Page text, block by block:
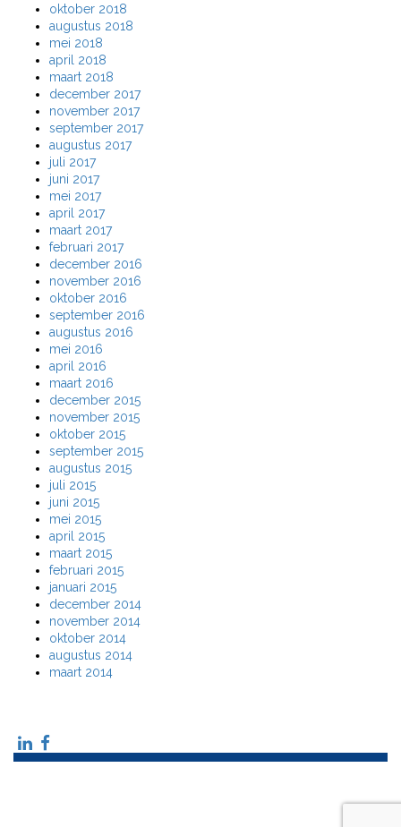
oktober 2018
augustus 2018
mei 2018
april 2018
maart 2018
december 2017
november 2017
september 2017
augustus 2017
juli 2017
juni 2017
mei 2017
april 2017
maart 2017
februari 2017
december 2016
november 2016
oktober 2016
september 2016
augustus 2016
mei 2016
april 2016
maart 2016
december 2015
november 2015
oktober 2015
september 2015
augustus 2015
juli 2015
juni 2015
mei 2015
april 2015
maart 2015
februari 2015
januari 2015
december 2014
november 2014
oktober 2014
augustus 2014
maart 2014